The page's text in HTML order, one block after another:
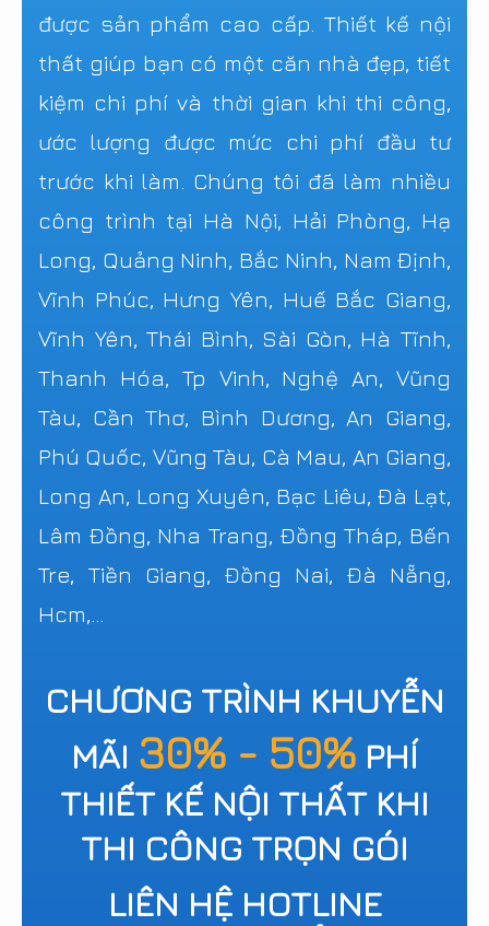
được sản phẩm cao cấp. Thiết kế nội
thất giúp bạn có một căn nhà đẹp, tiết
kiệm chi phí và thời gian khi thi công,
ước lượng được mức chi phí đầu tư
trước khi làm. Chúng tôi đã làm nhiều
công trình tại Hà Nội, Hải Phòng, Hạ
Long, Quảng Ninh, Bắc Ninh, Nam Định,
Vĩnh Phúc, Hưng Yên, Huế Bắc Giang,
Vĩnh Yên, Thái Bình, Sài Gòn, Hà Tĩnh,
Thanh Hóa, Tp Vinh, Nghệ An, Vũng
Tàu, Cần Thơ, Bình Dương, An Giang,
Phú Quốc, Vũng Tàu, Cà Mau, An Giang,
Long An, Long Xuyên, Bạc Liêu, Đà Lạt,
Lâm Đồng, Nha Trang, Đồng Tháp, Bến
Tre, Tiền Giang, Đồng Nai, Đà Nẵng,
Hcm,...
CHƯƠNG TRÌNH KHUYỄN
MÃI 30% - 50% PHÍ
THIẾT KẾ NỘI THẤT KHI
THI CÔNG TRỌN GÓI
LIÊN HỆ HOTLINE